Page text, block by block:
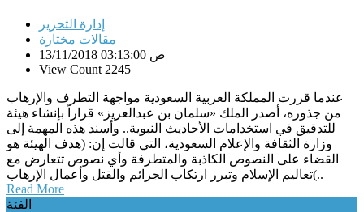
إدارة التحرير
مقالات مختارة
13/11/2018 03:13:00 ص
View Count 2245
عندما قررت المملكة العربية السعودية مواجهة التطرف والإرهاب
من جذوره، أصدر الملك «سلمان بن عبدالعزيز» قراراً بإنشاء هيئة
للتدقيق في استخدامات الأحاديث النبوية.. وأسند هذه المهمة إلى
وزارة الثقافة والإعلام السعودية، التي قالت إن: (هدف الهيئة هو
القضاء على النصوص الكاذبة والمتطرفة وأي نصوص تتعارض مع
تعاليم الإسلام وتبرر ارتكاب الجرائم والقتل وأعمال الإرهاب(..
Read More
الفئة